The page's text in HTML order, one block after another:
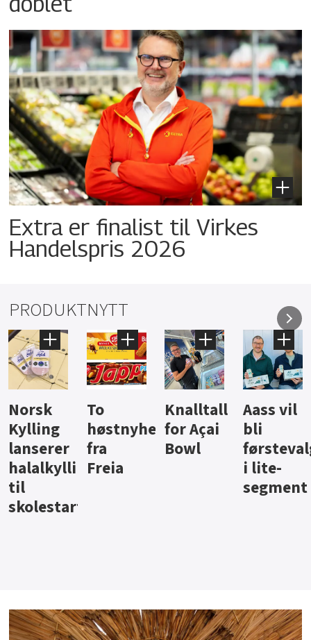
Extra er finalist til Virkes
Handelspris 2026
PRODUKTNYTT
Knalltall
for Açai
Bowl
Aass vil
bli
førstevalg
i lite-
Brus og
jus fra
Berentsen
Hard
iste fra
Hansa